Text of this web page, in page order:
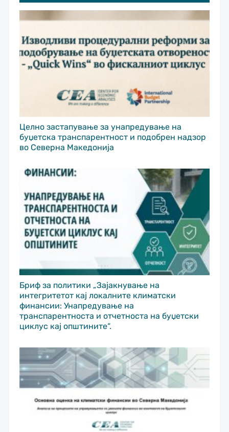
Целно застапување за унапредување на
буџетска транспарентност и подобрен надзор
во Северна Македонија
Бриф за политики „Зајакнување на
интегритетот кај локалните климатски
финансии: Унапредување на
транспарентноста и отчетноста на буџетски
циклус кај општините“.